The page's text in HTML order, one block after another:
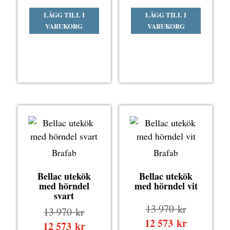
priset
var:
4
nuvarande
priset
är:
LÄGG TILL I
VARUKORG
priset
var:
4
nuvarande
priset
är:
LÄGG TILL I
VARUKORG
Brafab
Bellac utekök
med hörndel
svart
13 970krDet
ursprungliga
12 573 krDet
Brafab
Bellac utekök
med hörndel vit
13 970krDet
12 573 krDet